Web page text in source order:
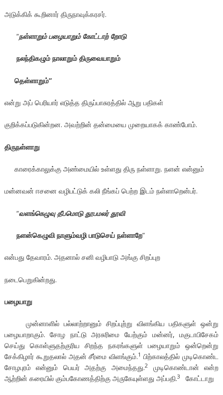
அடுக்கிக் கூறினார் திருநாவுக்கரசர்.
“நள்ளாறும் பழையாறும் கோட்டாற் றோடு
நலந்திகழும் நாலாறும் திருவையாறும்
தெள்ளாறும்”
என்று அப் பெரியார் எடுத்த திருப்பாசுரத்தில் ஆறு பதிகள்
குறிக்கப்படுகின்றன. அவற்றின் தன்மையை முறையாகக் காண்போம்.
திருநள்ளாறு
காரைக்காலுக்கு அண்மையில் உள்ளது திரு நள்ளாறு. நளன் என்னும்
மன்னவன் ஈசனை வழிபட்டுக் கலி நீங்கப் பெற்ற இடம் நள்ளாறென்பர்.
“வளங்கெழுவு தீபமொடு தூபமலர் தூவி
நளன்கெழுவி நாளும்வழி பாடுசெய் நள்ளாறே”
என்பது தேவாரம். அதனால் சனி வழிபாடு அங்கு சிறப்புற
நடைபெறுகின்றது.
பழையாறு
முன்னாளில் பல்லாற்றானும் சிறப்புற்று விளங்கிய பதிகளுள் ஒன்று
பழையாறாகும். சோழ நாட்டு அரசுரிமை யேற்கும் மன்னர், மகுடாபிசேகம்
செய்து கொள்ளுதற்குரிய சிறந்த நகரங்களுள் பழையாறும் ஒன்றென்று
சேக்கிழார் கூறுதலால் அதன் சீர்மை விளங்கும்.1 பிற்காலத்தில் முடிகொண்ட
சோழபுரம் என்னும் பெயர் அதற்கு அமைந்தது.2
முடிகொண்டான் என்ற
ஆற்றின் கரையில் கும்பகோணத்திற்கு அருகேயுள்ளது அப்பதி.3 கோட்டாறு